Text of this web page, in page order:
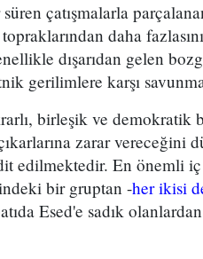
çatışmalarla
daha
dışarıdan gelen
gerilimlere karşı
birleşik ve demokratik
zarar vereceğini
edilmektedir. En önemli
bir gruptan -her ikisi
Esed'e sadık